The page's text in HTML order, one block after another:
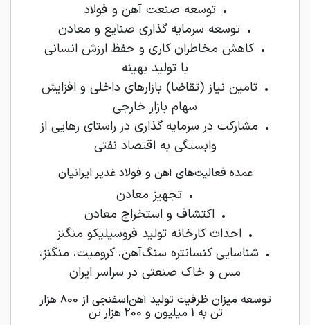
• توسعه صنعت آهن و فولاد
• توسعه سرمایه گذاری صنایع و معادن
• کاهش مخاطران کاری و حفظ ارزش انسانی
با تولید بهینه
• تامین نیاز (تقاضا) بازارهای داخلی و افزایش
سهام بازار خارجی
• مشارکت در سرمایه گذاری در راستای رهایی از
وابستگی به اقتصاد نفتی
عمده فعالیت‌های آهن و فولاد غدیر ایرانیان
• تجهیز معادن
• اکتشاف و استخراج معادن
• احداث کارخانه تولید فروسیلیکو منگنز
• شناسایی کنسانتره سنگ‌آهن، کرومیت، منگنز،
مس و خاک صنعتی در سراسر ایران
توسعه میزان ظرفیت تولید آهن‌اسفنجی از 800 هزار
تن به 1 میلیون و 200 هزار تن